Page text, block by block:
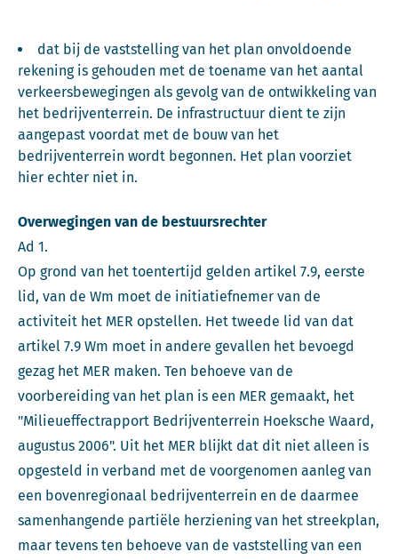
dat bij de vaststelling van het plan onvoldoende
rekening is gehouden met de toename van het aantal
verkeersbewegingen als gevolg van de ontwikkeling van
het bedrijventerrein. De infrastructuur dient te zijn
aangepast voordat met de bouw van het
bedrijventerrein wordt begonnen. Het plan voorziet
hier echter niet in.
Overwegingen van de bestuursrechter
Ad 1.
Op grond van het toentertijd gelden artikel 7.9, eerste
lid, van de Wm moet de initiatiefnemer van de
activiteit het MER opstellen. Het tweede lid van dat
artikel 7.9 Wm moet in andere gevallen het bevoegd
gezag het MER maken. Ten behoeve van de
voorbereiding van het plan is een MER gemaakt, het
"Milieueffectrapport Bedrijventerrein Hoeksche Waard,
augustus 2006". Uit het MER blijkt dat dit niet alleen is
opgesteld in verband met de voorgenomen aanleg van
een bovenregionaal bedrijventerrein en de daarmee
samenhangende partiële herziening van het streekplan,
maar tevens ten behoeve van de vaststelling van een